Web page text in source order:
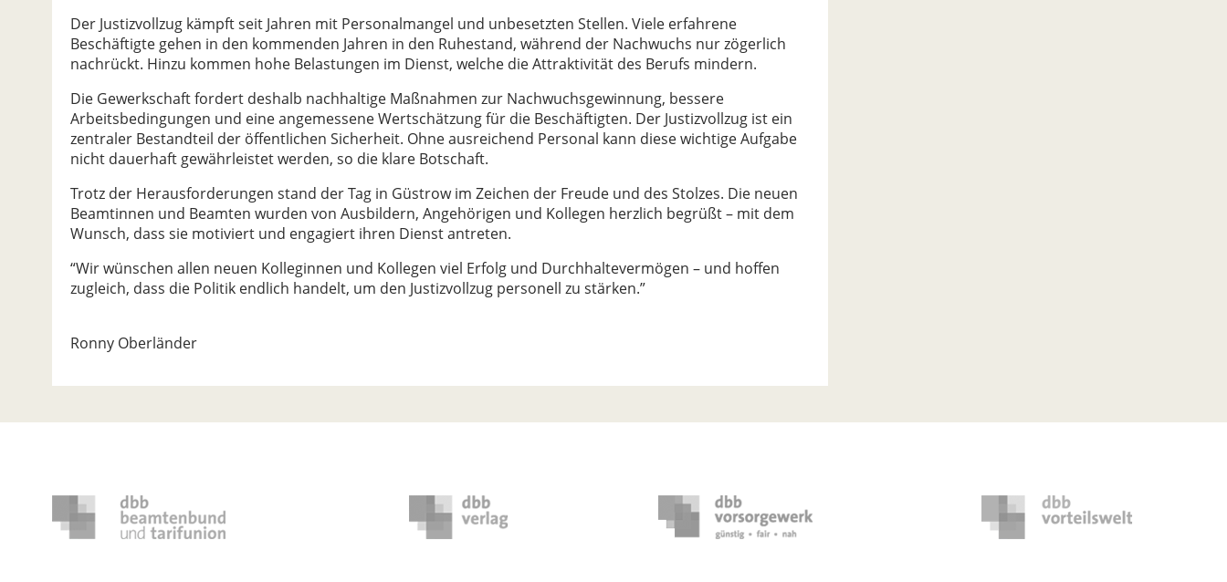
Der Justizvollzug kämpft seit Jahren mit Personalmangel und unbesetzten Stellen. Viele erfahrene
Beschäftigte gehen in den kommenden Jahren in den Ruhestand, während der Nachwuchs nur zögerlich
nachrückt. Hinzu kommen hohe Belastungen im Dienst, welche die Attraktivität des Berufs mindern.
Die Gewerkschaft fordert deshalb nachhaltige Maßnahmen zur Nachwuchsgewinnung, bessere
Arbeitsbedingungen und eine angemessene Wertschätzung für die Beschäftigten. Der Justizvollzug ist ein
zentraler Bestandteil der öffentlichen Sicherheit. Ohne ausreichend Personal kann diese wichtige Aufgabe
nicht dauerhaft gewährleistet werden, so die klare Botschaft.
Trotz der Herausforderungen stand der Tag in Güstrow im Zeichen der Freude und des Stolzes. Die neuen
Beamtinnen und Beamten wurden von Ausbildern, Angehörigen und Kollegen herzlich begrüßt – mit dem
Wunsch, dass sie motiviert und engagiert ihren Dienst antreten.
“Wir wünschen allen neuen Kolleginnen und Kollegen viel Erfolg und Durchhaltevermögen – und hoffen
zugleich, dass die Politik endlich handelt, um den Justizvollzug personell zu stärken.”
Ronny Oberländer